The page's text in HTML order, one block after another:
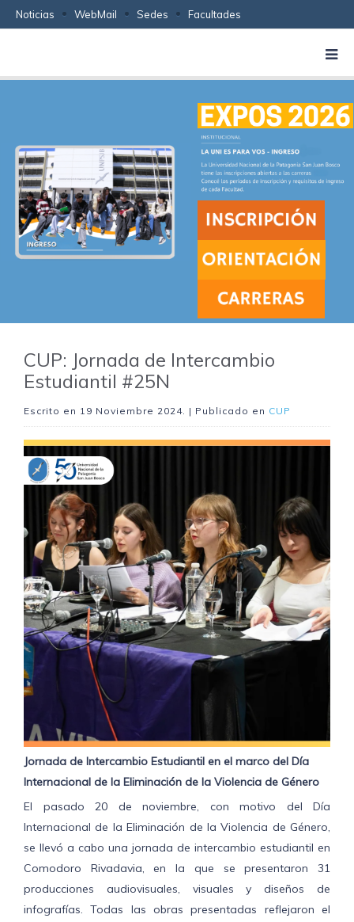
Noticias WebMail Sedes Facultades
CUP: Jornada de Intercambio
Estudiantil #25N
Escrito en 19 Noviembre 2024. | Publicado en CUP
Jornada de Intercambio Estudiantil en el marco del Día
Internacional de la Eliminación de la Violencia de Género
El pasado 20 de noviembre, con motivo del Día
Internacional de la Eliminación de la Violencia de Género,
se llevó a cabo una jornada de intercambio estudiantil en
Comodoro Rivadavia, en la que se presentaron 31
producciones audiovisuales, visuales y diseños de
infografías. Todas las obras presentadas reflejaron el